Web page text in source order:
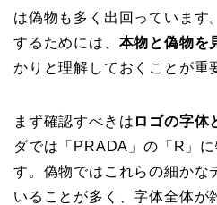
は偽物も多く出回っています
するためには、 本物と偽物を
かりと理解しておくことが重
まず確認すべきは ロゴの字体
ダでは「PRADA」の「R」
す。偽物ではこれらの細かな
いることが多く、字体全体が